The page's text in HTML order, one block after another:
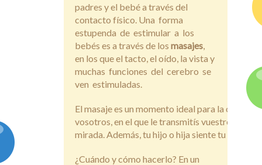
padres y el bebé a través del
contacto físico. Una forma
estupenda de estimular a los
bebés es a través de los masajes
en los que el tacto, el oído, la vista y
muchas funciones del cerebro se
ven estimuladas.
El masaje es un momento ideal para la
vosotros, en el que le transmitís vuestro cariño
mirada. Además, tu hijo o hija siente tu cariño
¿Cuándo y cómo hacerlo? En un